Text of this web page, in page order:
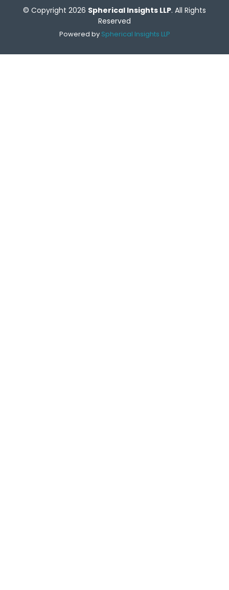
© Copyright 2026 Spherical Insights LLP. All Rights
Reserved
Powered by Spherical Insights LLP